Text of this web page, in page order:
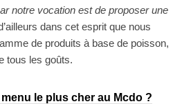
notre vocation est de proposer une
dans cet esprit que nous
de produits à base de poisson,
tous les goûts.
le plus cher au Mcdo ?